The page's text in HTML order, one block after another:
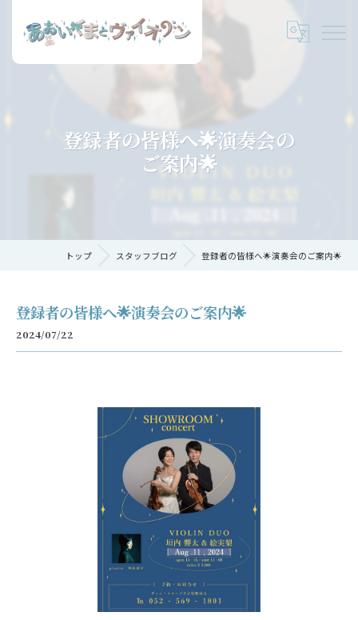
登録者の皆様へ🌟演奏会の
ご案内🌟
トップ スタッフブログ 登録者の皆様へ🌟演奏会のご案内🌟
登録者の皆様へ🌟演奏会のご案内🌟
2024/07/22